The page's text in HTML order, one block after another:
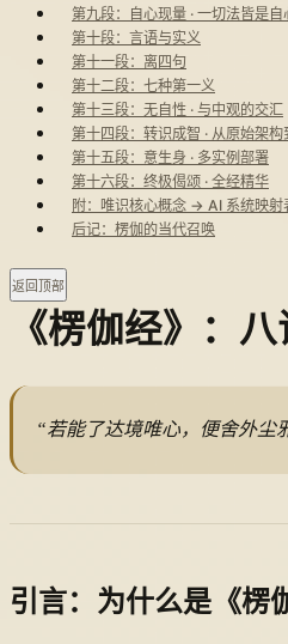
第九段：自心现量 · 一切法皆是自
第十段：言语与实义
第十一段：离四句
第十二段：七种第一义
第十三段：无自性 · 与中观的交汇
第十四段：转识成智 · 从原始架
第十五段：意生身 · 多实例部署
第十六段：终极偈颂 · 全经精华
附：唯识核心概念 → AI 系统映射
后记：楞伽的当代召唤
返回顶部
《楞伽经》：
“若能了达境唯心，便舍外尘
引言：为什么是《楞